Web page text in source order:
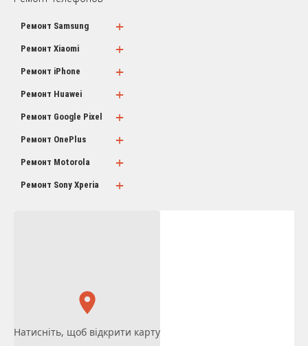
Ремонт Samsung +
Ремонт Xiaomi +
Ремонт iPhone +
Ремонт Huawei +
Ремонт Google Pixel +
Ремонт OnePlus +
Ремонт Motorola +
Ремонт Sony Xperia +
Натисніть, щоб відкрити карту